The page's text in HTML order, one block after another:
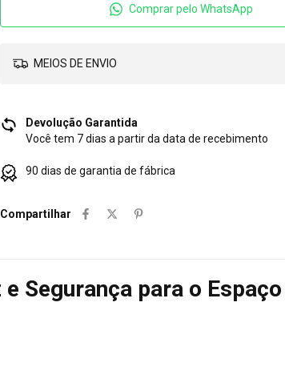
Comprar pelo WhatsApp
MEIOS DE ENVIO
Devolução Garantida
Você tem 7 dias a partir da data de recebimento
90 dias de garantia de fábrica
Compartilhar
Segurança para o